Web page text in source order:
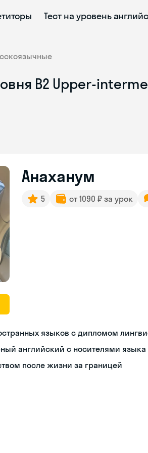
Тест на уровень
B2 Upper-
Анаханум
5 от 1090 ₽ за урок
языков с дипломом
английский с носителями языка
после жизни за границей